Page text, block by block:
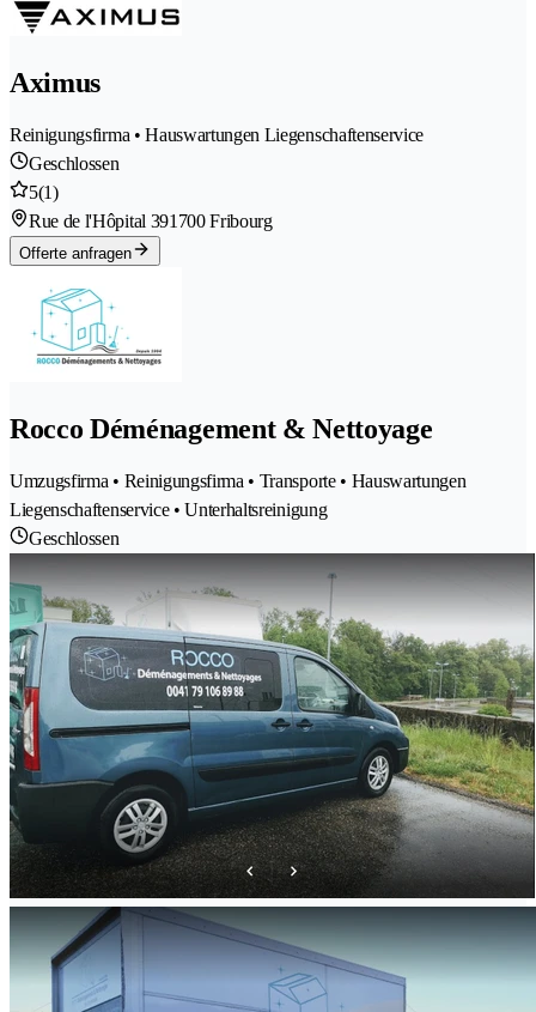
Aximus
Reinigungsfirma • Hauswartungen Liegenschaftenservice
Geschlossen
5(1)
Rue de l'Hôpital 391700 Fribourg
Offerte anfragen
Rocco Déménagement & Nettoyage
Umzugsfirma • Reinigungsfirma • Transporte • Hauswartungen
Liegenschaftenservice • Unterhaltsreinigung
Geschlossen